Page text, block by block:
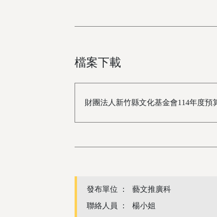
檔案下載
財團法人新竹縣文化基金會114年度預
發布單位 ：
藝文推廣科
聯絡人員 ：
楊小姐